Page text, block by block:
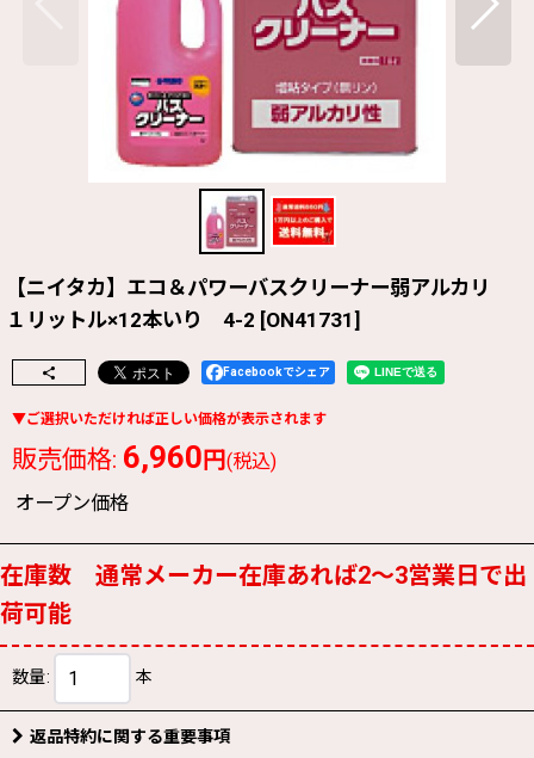
【ニイタカ】エコ＆パワーバスクリーナー弱アルカリ
１リットル×12本いり 4-2 [ON41731]
Facebookでシェア
販売価格: 6,960円(税込)
オープン価格
在庫数 通常メーカー在庫あれば2〜3営業日で出
荷可能
数量: 本
返品特約に関する重要事項